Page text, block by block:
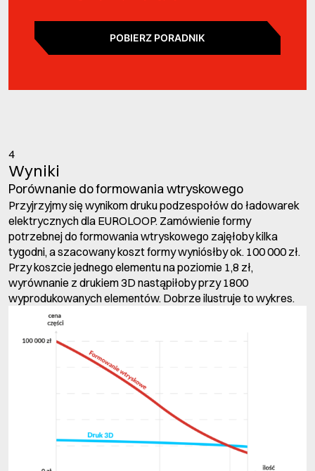
POBIERZ PORADNIK
4
Wyniki
Porównanie do formowania wtryskowego
Przyjrzyjmy się wynikom druku podzespołów do ładowarek
elektrycznych dla EUROLOOP. Zamówienie formy
potrzebnej do formowania wtryskowego zajęłoby kilka
tygodni, a szacowany koszt formy wyniósłby ok. 100 000 zł.
Przy koszcie jednego elementu na poziomie 1,8 zł,
wyrównanie z drukiem 3D nastąpiłoby przy 1800
wyprodukowanych elementów. Dobrze ilustruje to wykres.